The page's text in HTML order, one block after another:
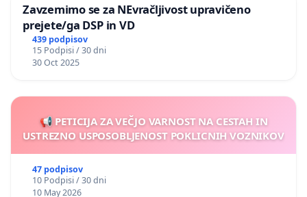
Zavzemimo se za NEvračljivost upravičeno
prejete/ga DSP in VD
439 podpisov
15 Podpisi / 30 dni
30 Oct 2025
📢 PETICIJA ZA VEČJO VARNOST NA CESTAH IN
USTREZNO USPOSOBLJENOST POKLICNIH VOZNIKOV
47 podpisov
10 Podpisi / 30 dni
10 May 2026